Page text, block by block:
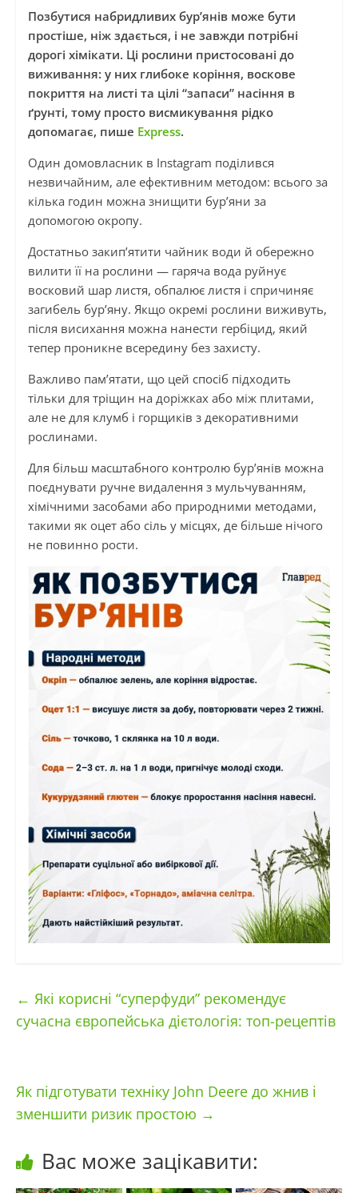
Позбутися набридливих бур’янів може бути
простіше, ніж здається, і не завжди потрібні
дорогі хімікати. Ці рослини пристосовані до
виживання: у них глибоке коріння, воскове
покриття на листі та цілі “запаси” насіння в
ґрунті, тому просто висмикування рідко
допомагає, пише Express.
Один домовласник в Instagram поділився
незвичайним, але ефективним методом: всього за
кілька годин можна знищити бур’яни за
допомогою окропу.
Достатньо закип’ятити чайник води й обережно
вилити її на рослини — гаряча вода руйнує
восковий шар листя, обпалює листя і спричиняє
загибель бур’яну. Якщо окремі рослини виживуть,
після висихання можна нанести гербіцид, який
тепер проникне всередину без захисту.
Важливо пам’ятати, що цей спосіб підходить
тільки для тріщин на доріжках або між плитами,
але не для клумб і горщиків з декоративними
рослинами.
Для більш масштабного контролю бур’янів можна
поєднувати ручне видалення з мульчуванням,
хімічними засобами або природними методами,
такими як оцет або сіль у місцях, де більше нічого
не повинно рости.
← Які корисні “суперфуди” рекомендує
сучасна європейська дієтологія: топ-рецептів
Як підготувати техніку John Deere до жнив і
зменшити ризик простою →
Вас може зацікавити: